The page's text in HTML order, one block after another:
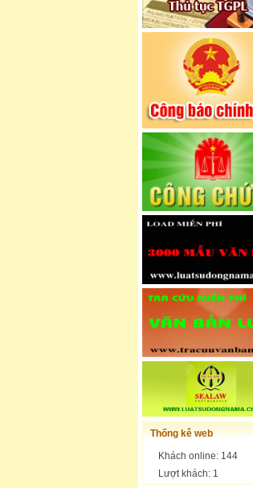
Thống kê web
Khách online: 144
Lượt khách: 1